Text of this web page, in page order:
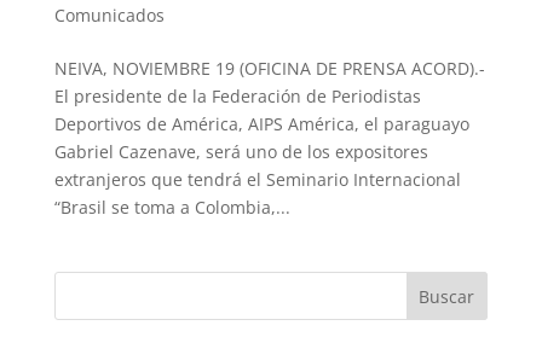
Comunicados
NEIVA, NOVIEMBRE 19 (OFICINA DE PRENSA ACORD).-
El presidente de la Federación de Periodistas
Deportivos de América, AIPS América, el paraguayo
Gabriel Cazenave, será uno de los expositores
extranjeros que tendrá el Seminario Internacional
“Brasil se toma a Colombia,...
Buscar